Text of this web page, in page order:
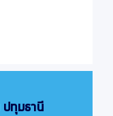
ปทุมธานี